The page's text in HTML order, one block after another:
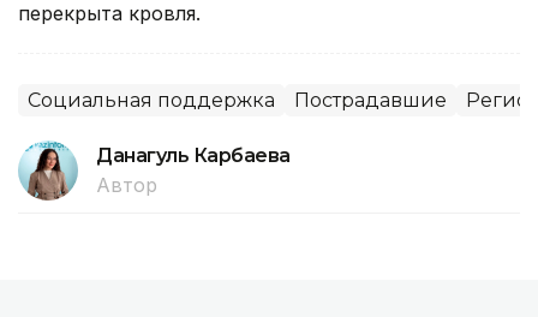
перекрыта кровля.
Социальная поддержка Пострадавшие
Данагуль Карбаева
Автор